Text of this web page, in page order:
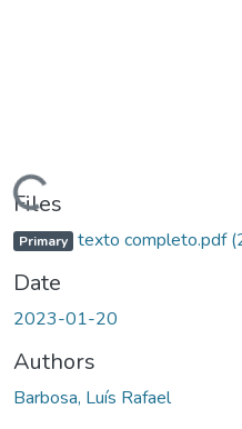
Files
Primary texto completo.pdf
Date
2023-01-20
Authors
Barbosa, Luís Rafael